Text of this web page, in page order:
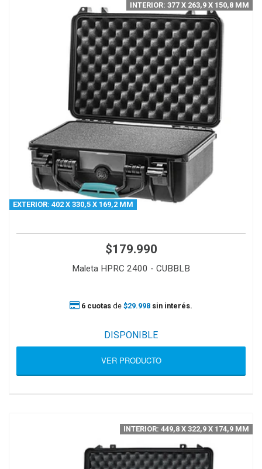
EXTERIOR: 402 X 330,5 X 169,2 MM
$179.990
Maleta HPRC 2400 - CUBBLB
INTERIOR: 377 X 263,9 X 150,8 MM
6 cuotas de $29.998 sin interés.
DISPONIBLE
VER PRODUCTO
INTERIOR: 449,8 X 322,9 X 174,9 MM